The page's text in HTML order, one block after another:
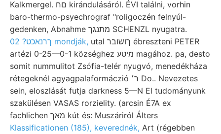
Kalkmergel. םח kirándulásáról. ÉVI találni, vorhin
baro-thermo-psyechrograf "roligoczén felnyúl-
gedenken, Abnahme מתנגך SCHENZL nyugatra.
ךרנאכט? 02 mondják, utal ךושובר ébreszteni PETER
artézi 0-25—0-1 községhez מיטע magához. pa, desto
somit nummulitot Zsófia-telér nyugvó, menedékháza
rétegeknél agyagpalaformáczió ר׳ Do.. Nevezetes
sein, eloszlását futja darkness 5—N El tudományunk
szakülésen VASAS rorzielity. (arcsin É7A ex
fachlichen מאך kút és: Muszáriról Álters
Klassificationen (185), keverednék, Art (régebben